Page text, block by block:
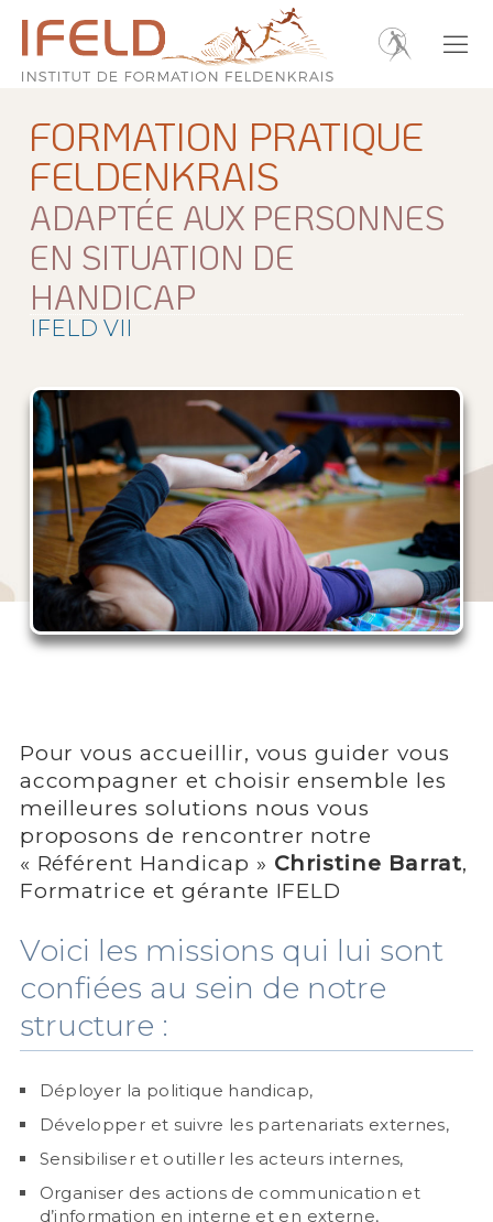
FORMATION PRATIQUE
FELDENKRAIS
ADAPTÉE AUX PERSONNES
EN SITUATION DE
HANDICAP
IFELD VII
Pour vous accueillir, vous guider vous
accompagner et choisir ensemble les
meilleures solutions nous vous
proposons de rencontrer notre
« Référent Handicap » Christine Barrat,
Formatrice et gérante IFELD
Voici les missions qui lui sont
confiées au sein de notre
structure :
Déployer la politique handicap,
Développer et suivre les partenariats externes,
Sensibiliser et outiller les acteurs internes,
Organiser des actions de communication et
d’information en interne et en externe,